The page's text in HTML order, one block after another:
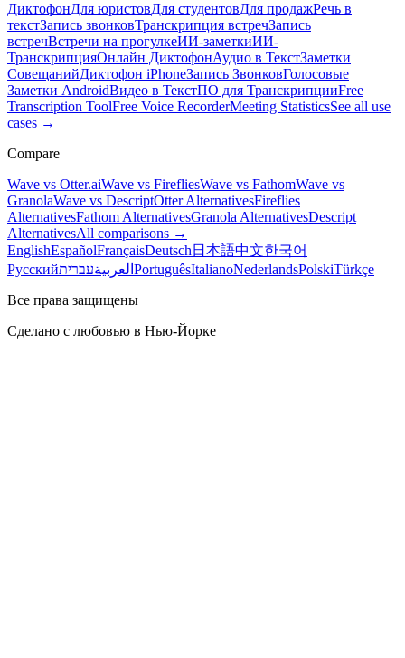
ДиктофонДля юристовДля студентовДля продажРечь в
текстЗапись звонковТранскрипция встречЗапись
встречВстречи на прогулкеИИ-заметкиИИ-
ТранскрипцияОнлайн ДиктофонАудио в ТекстЗаметки
СовещанийДиктофон iPhoneЗапись ЗвонковГолосовые
Заметки AndroidВидео в ТекстПО для ТранскрипцииFree
Transcription ToolFree Voice RecorderMeeting StatisticsSee all use
cases →
Compare
Wave vs Otter.aiWave vs FirefliesWave vs FathomWave vs
GranolaWave vs DescriptOtter AlternativesFireflies
AlternativesFathom AlternativesGranola AlternativesDescript
AlternativesAll comparisons →
EnglishEspañolFrançaisDeutsch日本語中文한국어
Русский
العربيةעברית PortuguêsItalianoNederlandsPolskiTürkçe
Все права защищены
Сделано с любовью в Нью-Йорке